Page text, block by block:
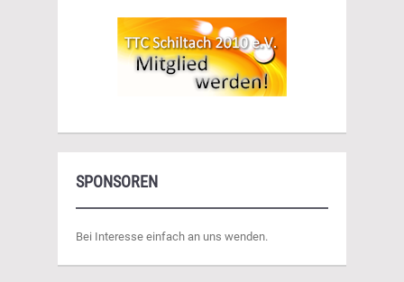
SPONSOREN
Bei Interesse einfach an uns wenden.